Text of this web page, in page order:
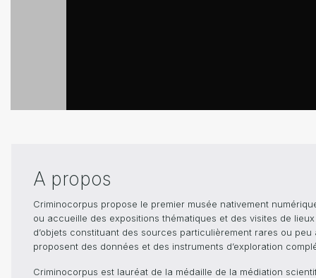
A propos
Criminocorpus propose le premier musée nativement
ou accueille des expositions thématiques et des visites de
d’objets constituant des sources particulièrement rares ou
proposent des données et des instruments d’exploration
Criminocorpus est lauréat de la médaille de la médiation